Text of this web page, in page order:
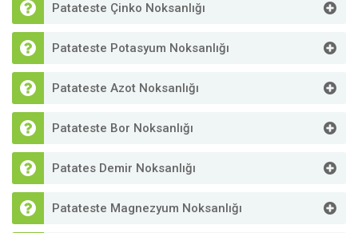
Patateste Çinko Noksanlığı
Patateste Potasyum Noksanlığı
Patateste Azot Noksanlığı
Patateste Bor Noksanlığı
Patates Demir Noksanlığı
Patateste Magnezyum Noksanlığı